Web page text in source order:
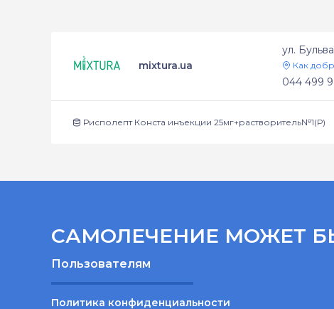
mixtura.ua
ул.
Как
044 499
Рисполепт Конста инъекции 25мг+растворитель№1(Р)
САМОЛЕЧЕНИЕ МОЖЕТ
Пользователям
Политика конфиденциальности